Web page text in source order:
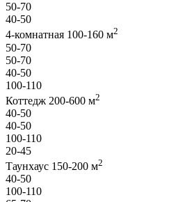
50-70
40-50
4-комнатная 100-160 м2
50-70
50-70
40-50
100-110
Коттедж 200-600 м2
40-50
40-50
100-110
20-45
Таунхаус 150-200 м2
40-50
100-110